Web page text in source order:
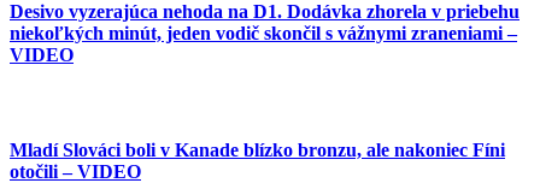
Desivo vyzerajúca nehoda na D1. Dodávka zhorela v priebehu
niekoľkých minút, jeden vodič skončil s vážnymi zraneniami –
VIDEO
Mladí Slováci boli v Kanade blízko bronzu, ale nakoniec Fíni
otočili – VIDEO